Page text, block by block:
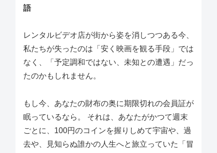
語
レンタルビデオ店が街から姿を消しつつある今、
私たちが失ったのは「安く映画を観る手段」では
なく、「予定調和ではない、未知との遭遇」だっ
たのかもしれません。
もし今、あなたの財布の奥に期限切れの会員証が
眠っているなら。 それは、あなたがかつて週末
ごとに、100円のコインを握りしめて宇宙や、過
去や、見知らぬ誰かの人生へと旅立っていた「冒